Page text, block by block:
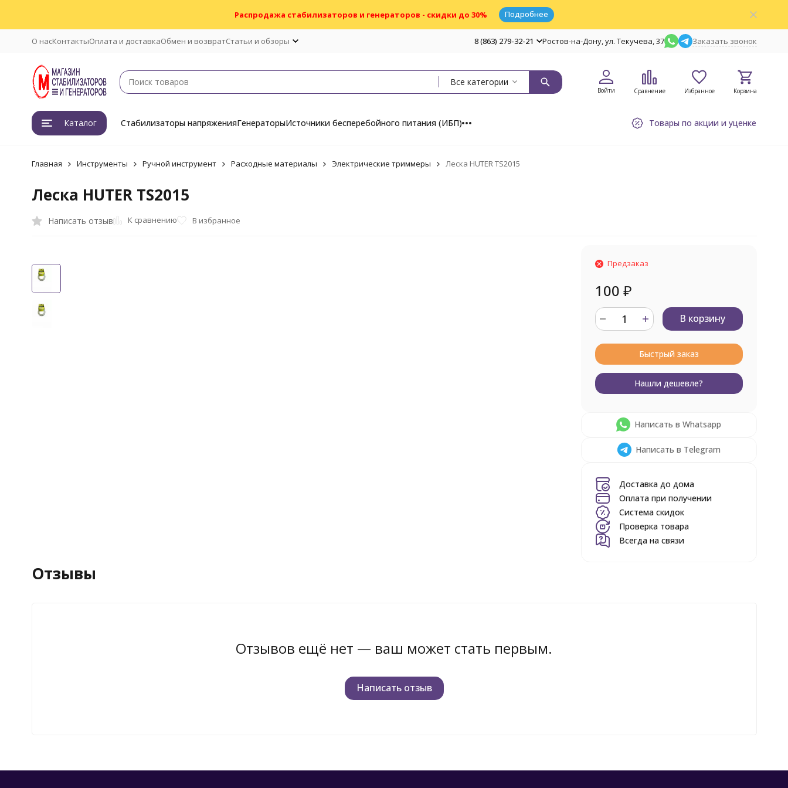
Распродажа стабилизаторов и генераторов - скидки до 30% Подробнее
О насКонтактыОплата и доставкаОбмен и возвратСтатьи и обзоры 8 (863) 279-32-21 Ростов-на-Дону, ул. Текучева, 37 Заказать звонок
Все категории
Войти Сравнение Избранное Корзина
Каталог Стабилизаторы напряженияГенераторыИсточники бесперебойного питания (ИБП) Товары по акции и уценке
Главная Инструменты Ручной инструмент Расходные материалы Электрические триммеры Леска HUTER TS2015
Леска HUTER TS2015
Написать отзыв К сравнению В избранное
Предзаказ
100 ₽
В корзину
Быстрый заказ
Нашли дешевле?
Написать в Whatsapp
Написать в Telegram
Доставка до дома
Оплата при получении
Система скидок
Проверка товара
Всегда на связи
Отзывы
Отзывов ещё нет — ваш может стать первым.
Написать отзыв